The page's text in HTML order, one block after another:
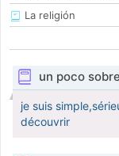
La religión
un poco
je suis
découvrir